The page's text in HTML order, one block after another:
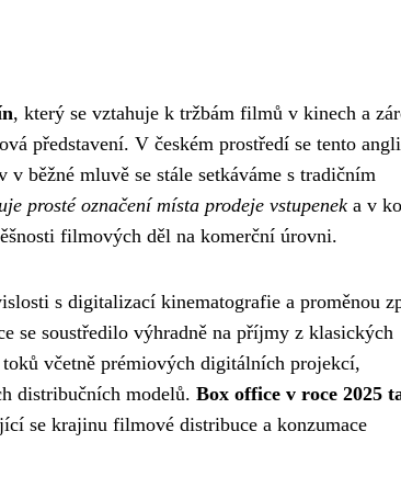
, který se vztahuje k tržbám filmů v kinech a
představení. V českém prostředí se tento
běžné mluvě se stále setkáváme s tradičním
prosté označení místa prodeje vstupenek a v
filmových děl na komerční úrovni.
s digitalizací kinematografie a proměnou
se soustředilo výhradně na příjmy z klasických
včetně prémiových digitálních projekcí,
distribučních modelů. Box office v roce 2025
se krajinu filmové distribuce a konzumace